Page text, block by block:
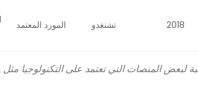
2018 تشنغدو المورد المعتمد